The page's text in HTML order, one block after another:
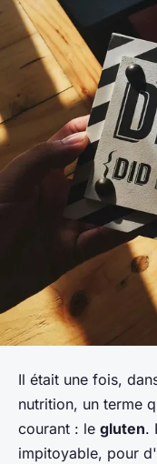
Il était une fois,
nutrition, un terme
courant : le gluten.
impitoyable, pour